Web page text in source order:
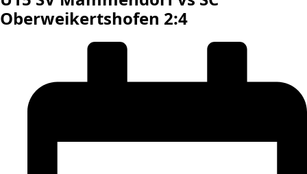
Oberweikertshofen 2:4